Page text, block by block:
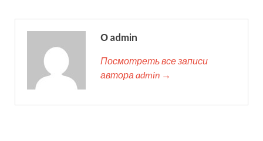
О admin
Посмотреть все записи
автора admin →